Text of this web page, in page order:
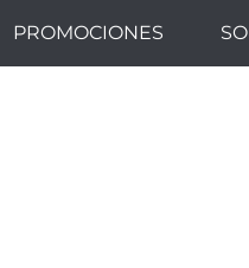
PROMOCIONES